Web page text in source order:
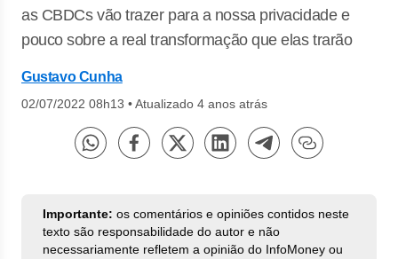
as CBDCs vão trazer para a nossa privacidade e
pouco sobre a real transformação que elas trarão
Gustavo Cunha
02/07/2022 08h13 •Atualizado 4 anos atrás
Importante: os comentários e opiniões contidos neste
texto são responsabilidade do autor e não
necessariamente refletem a opinião do InfoMoney ou